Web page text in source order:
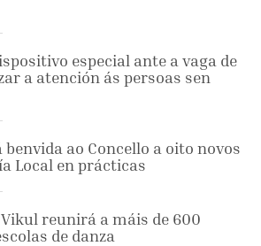
especial ante a vaga de
a atención ás persoas sen
benvida ao Concello a oito novos
Local en prácticas
Vikul reunirá a máis de 600
de danza